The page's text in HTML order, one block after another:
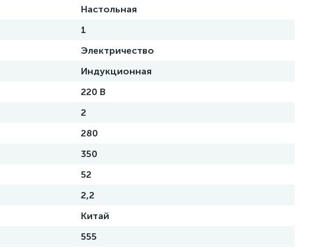
Настольная
1
Электричество
Индукционная
220 В
2
280
350
52
2,2
Китай
555